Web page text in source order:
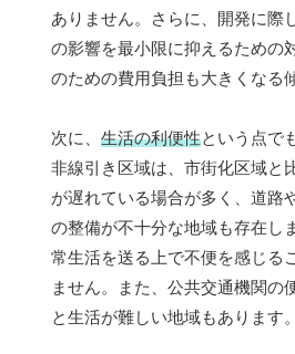
ありません。さらに、開発に際
の影響を最小限に抑えるための
のための費用負担も大きくなる
次に、 生活の利便性という点で
非線引き区域は、市街化区域と
が遅れている場合が多く、道路
の整備が不十分な地域も存在し
常生活を送る上で不便を感じる
ません。また、公共交通機関の
と生活が難しい地域もあります。